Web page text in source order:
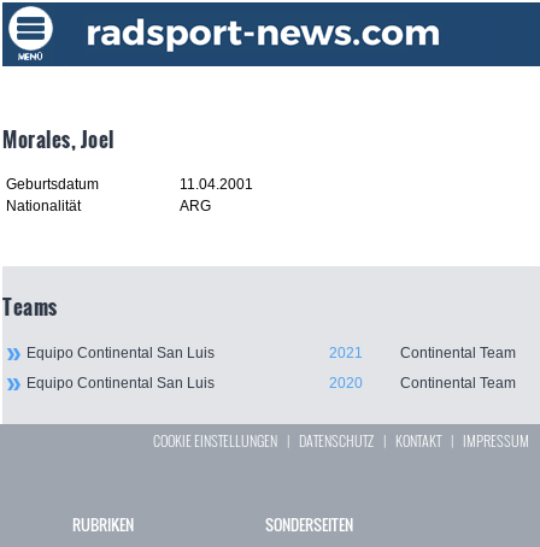
Morales, Joel
Geburtsdatum
11.04.2001
Nationalität
ARG
Teams
Equipo Continental San Luis 2021
Continental Team
Equipo Continental San Luis
2020 Continental Team
COOKIE EINSTELLUNGEN | DATENSCHUTZ | KONTAKT| IMPRESSUM
RUBRIKEN SONDERSEITEN